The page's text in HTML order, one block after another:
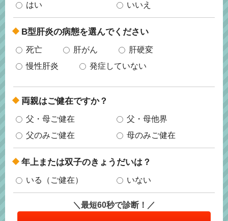
はい いいえ
B型肝炎の病態を選んでください
死亡 肝がん
肝硬変
慢性肝炎
発症していない
両親はご健在ですか？
父・母ご健在
父・母他界
父のみご健在
母のみご健在
年上または双子のきょうだいは？
いる（ご健在） いない
＼最短60秒で診断！／